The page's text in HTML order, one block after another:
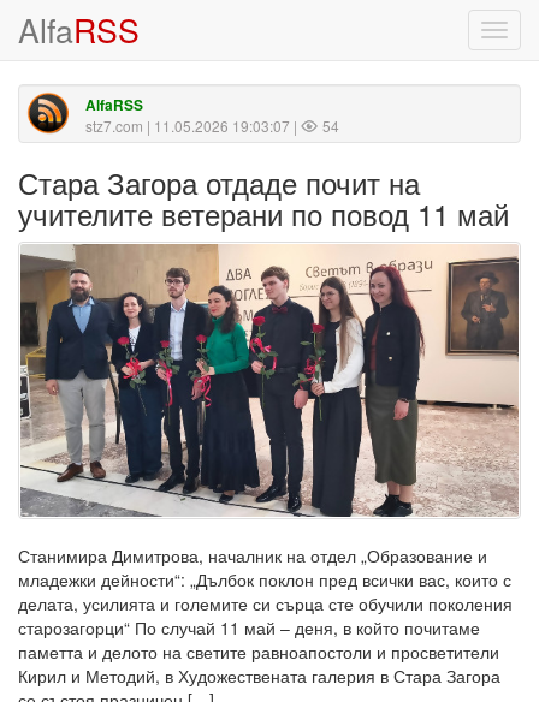
AlfaRSS
AlfaRSS
stz7.com | 11.05.2026 19:03:07 | 54
Стара Загора отдаде почит на
учителите ветерани по повод 11 май
Станимира Димитрова, началник на отдел „Образование и
младежки дейности“: „Дълбок поклон пред всички вас, които с
делата, усилията и големите си сърца сте обучили поколения
старозагорци“ По случай 11 май – деня, в който почитаме
паметта и делото на светите равноапостоли и просветители
Кирил и Методий, в Художествената галерия в Стара Загора